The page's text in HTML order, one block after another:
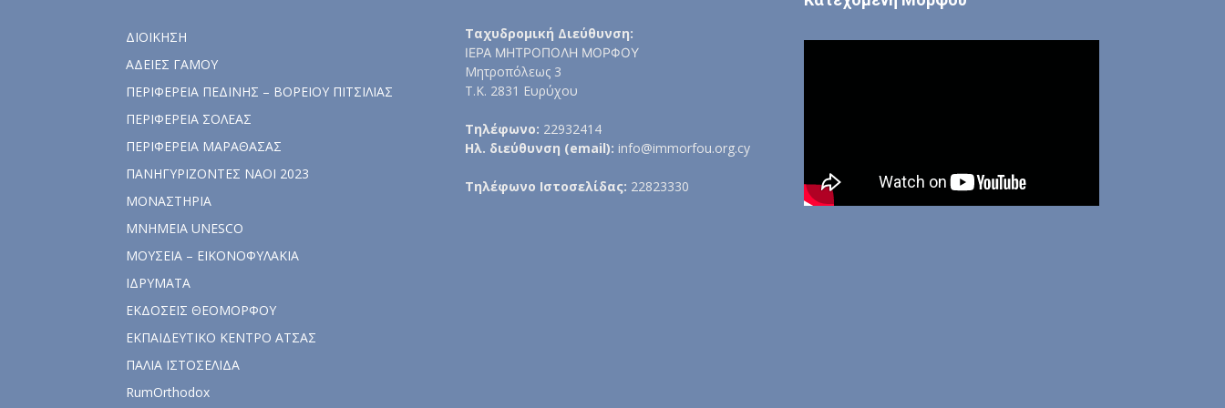
ΔΙΟΙΚΗΣΗ
ΑΔΕΙΕΣ ΓΑΜΟΥ
ΠΕΡΙΦΕΡΕΙΑ ΠΕΔΙΝΗΣ – ΒΟΡΕΙΟΥ ΠΙΤΣΙΛΙΑΣ
ΠΕΡΙΦΕΡΕΙΑ ΣΟΛΕΑΣ
ΠΕΡΙΦΕΡΕΙΑ ΜΑΡΑΘΑΣΑΣ
ΠΑΝΗΓΥΡΙΖΟΝΤΕΣ ΝΑΟΙ 2023
ΜΟΝΑΣΤΗΡΙΑ
ΜΝΗΜΕΙΑ UNESCO
ΜΟΥΣΕΙΑ – ΕΙΚΟΝΟΦΥΛΑΚΙΑ
ΙΔΡΥΜΑΤΑ
ΕΚΔΟΣΕΙΣ ΘΕΟΜΟΡΦΟΥ
ΕΚΠΑΙΔΕΥΤΙΚΟ ΚΕΝΤΡΟ ΑΤΣΑΣ
ΠΑΛΙΑ ΙΣΤΟΣΕΛΙΔΑ
RumOrthodox
Ταχυδρομική Διεύθυνση:
ΙΕΡΑ ΜΗΤΡΟΠΟΛΗ ΜΟΡΦΟΥ
Μητροπόλεως 3
Τ.Κ. 2831 Ευρύχου
Τηλέφωνο: 22932414
Ηλ. διεύθυνση (email): info@immorfou.org.cy
Τηλέφωνο Ιστοσελίδας: 22823330